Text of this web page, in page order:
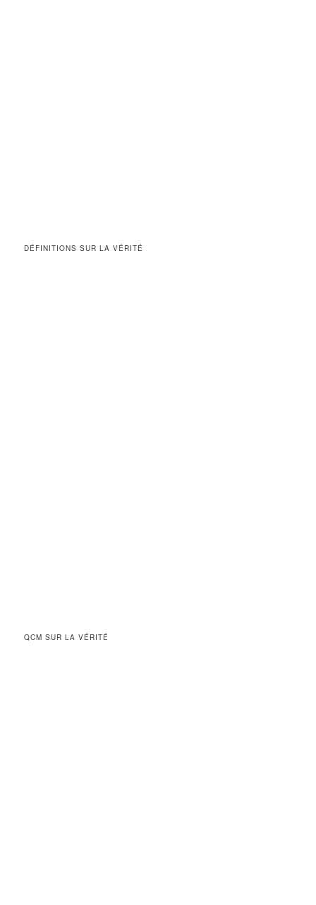
DÉFINITIONS SUR LA VÉRITÉ
QCM SUR LA VÉRITÉ